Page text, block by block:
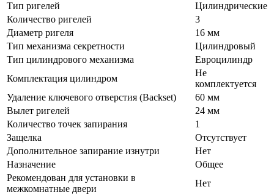
Тип ригелей
Цилиндрические
Количество ригелей
3
Диаметр ригеля
16 мм
Тип механизма секретности
Цилиндровый
Тип цилиндрового механизма
Евроцилиндр
Комплектация цилиндром
Не
комплектуется
Удаление ключевого отверстия (Backset)
60 мм
Вылет ригелей
24 мм
Количество точек запирания
1
Защелка
Отсутствует
Дополнительное запирание изнутри
Нет
Назначение
Общее
Рекомендован для установки в
межкомнатные двери
Нет